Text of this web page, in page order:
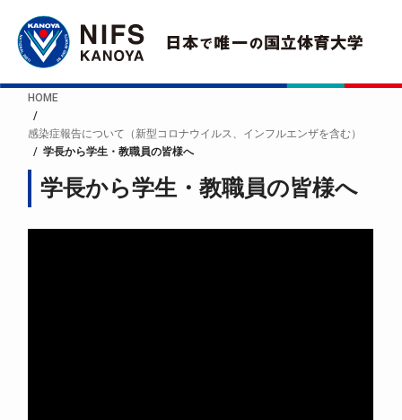
HOME
感染症報告について（新型コロナウイルス、インフルエンザを含む）
学長から学生・教職員の皆様へ
学長から学生・教職員の皆様へ